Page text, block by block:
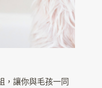
，讓你與毛孩一同